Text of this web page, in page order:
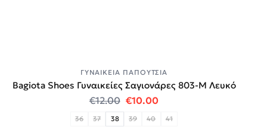
ΓΥΝΑΙΚΕΊΑ ΠΑΠΟΎΤΣΙΑ
Bagiota Shoes Γυναικείες Σαγιονάρες 803-Μ Λευκό
€12.00 Original price was: €12.00.
€10.00Η τρέχουσα τιμή
36 37 38 39 40 41